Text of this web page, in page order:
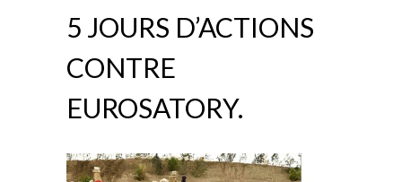
5 JOURS D’ACTIONS
CONTRE
EUROSATORY.